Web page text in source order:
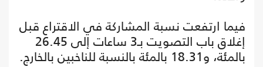
فيما ارتفعت نسبة المشاركة في الاقتراع قبل
إغلاق باب التصويت بـ3 ساعات إلى 26.45
بالمئة، و18.31 بالمئة بالنسبة للناخبين بالخارج.